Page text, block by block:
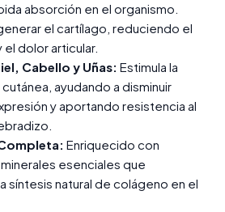
absorción en el organismo.
el cartílago, reduciendo el
dolor articular.
Cabello y Uñas: Estimula la
ayudando a disminuir
y aportando resistencia al
Enriquecido con
esenciales que
síntesis natural de colágeno en el